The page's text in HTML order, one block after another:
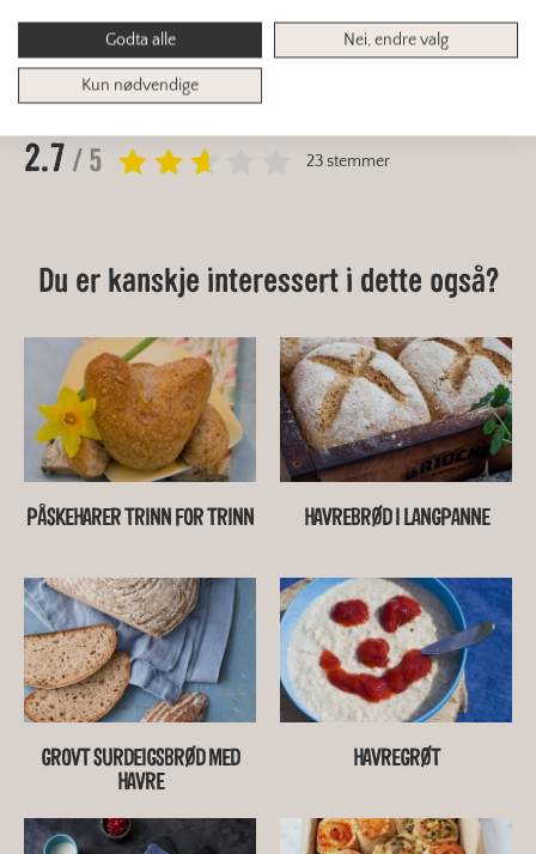
RASK SMÅBAKST SMÅRETTER
2.7 / 5 23 stemmer
Du er kanskje interessert i dette også?
PÅSKEHARER TRINN FOR TRINN HAVREBRØD I LANGPANNE
GROVT SURDEIGSBRØD MED
HAVRE
HAVREGRØT
Godta alle Nei, endre valg
Kun nødvendige